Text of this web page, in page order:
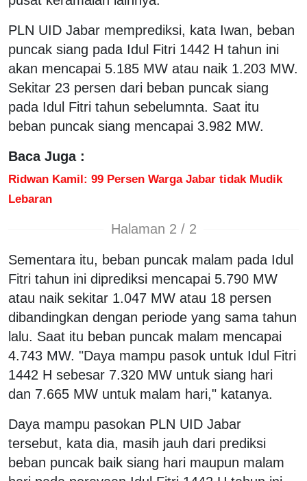
PLN UID Jabar memprediksi, kata Iwan, beban
puncak siang pada Idul Fitri 1442 H tahun ini
akan mencapai 5.185 MW atau naik 1.203 MW.
Sekitar 23 persen dari beban puncak siang
pada Idul Fitri tahun sebelumnta. Saat itu
beban puncak siang mencapai 3.982 MW.
Baca Juga :
Ridwan Kamil: 99 Persen Warga Jabar tidak Mudik
Lebaran
Halaman 2 / 2
Sementara itu, beban puncak malam pada Idul
Fitri tahun ini diprediksi mencapai 5.790 MW
atau naik sekitar 1.047 MW atau 18 persen
dibandingkan dengan periode yang sama tahun
lalu. Saat itu beban puncak malam mencapai
4.743 MW. "Daya mampu pasok untuk Idul Fitri
1442 H sebesar 7.320 MW untuk siang hari
dan 7.665 MW untuk malam hari," katanya.
Daya mampu pasokan PLN UID Jabar
tersebut, kata dia, masih jauh dari prediksi
beban puncak baik siang hari maupun malam